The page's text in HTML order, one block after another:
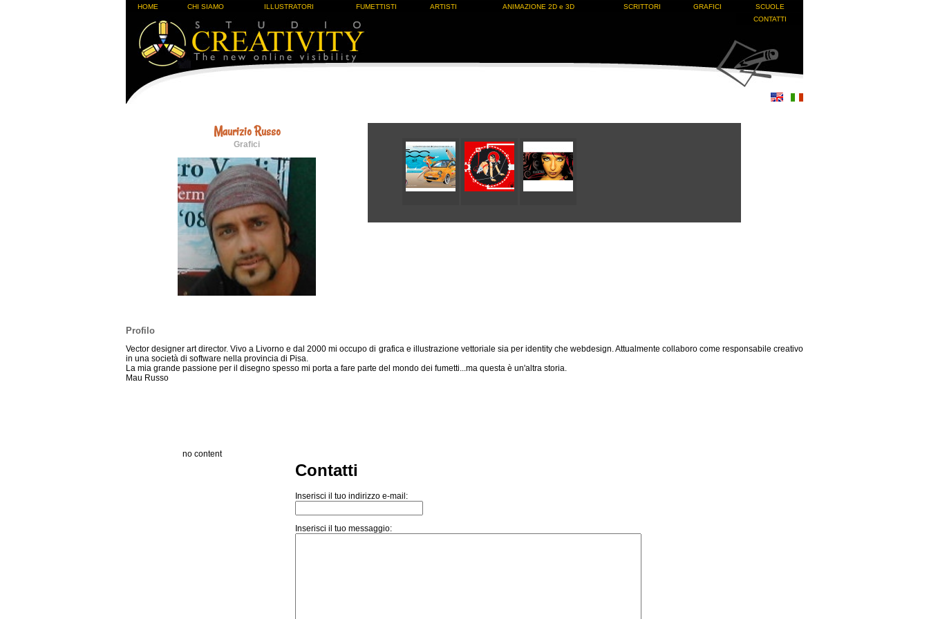
HOME CHI SIAMO ILLUSTRATORI FUMETTISTI ARTISTI ANIMAZIONE 2D e 3D SCRITTORI GRAFICI
SCUOLE
CONTATTI
Maurizio Russo
Grafici
Profilo
Vector designer art director. Vivo a Livorno e dal 2000 mi occupo di grafica e illustrazione vettoriale sia per identity che webdesign. Attualmente collaboro come responsabile creativo
in una società di software nella provincia di Pisa.
La mia grande passione per il disegno spesso mi porta a fare parte del mondo dei fumetti...ma questa è un'altra storia.
Mau Russo
no content
Contatti
Inserisci il tuo indirizzo e-mail:
Inserisci il tuo messaggio: